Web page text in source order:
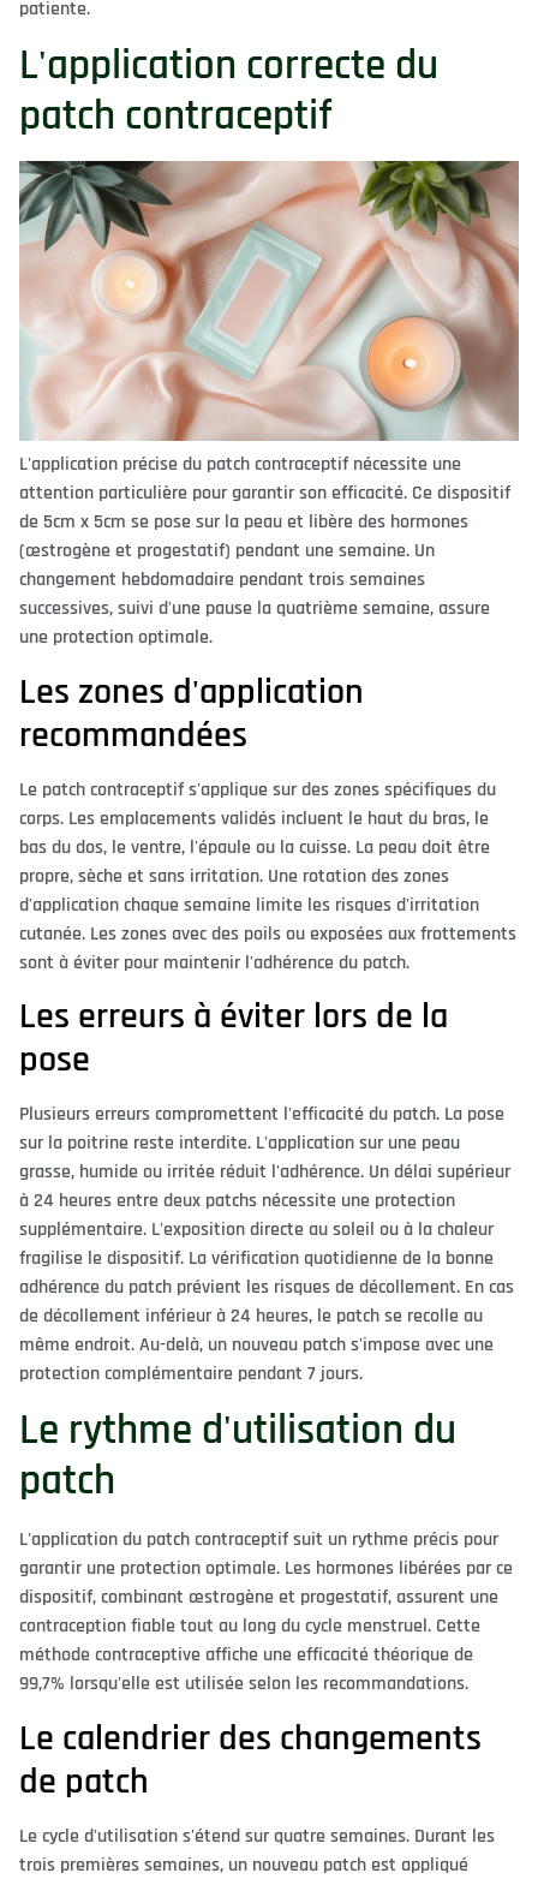
patiente.
L'application correcte du
patch contraceptif
L'application précise du patch contraceptif nécessite une
attention particulière pour garantir son efficacité. Ce dispositif
de 5cm x 5cm se pose sur la peau et libère des hormones
(œstrogène et progestatif) pendant une semaine. Un
changement hebdomadaire pendant trois semaines
successives, suivi d'une pause la quatrième semaine, assure
une protection optimale.
Les zones d'application
recommandées
Le patch contraceptif s'applique sur des zones spécifiques du
corps. Les emplacements validés incluent le haut du bras, le
bas du dos, le ventre, l'épaule ou la cuisse. La peau doit être
propre, sèche et sans irritation. Une rotation des zones
d'application chaque semaine limite les risques d'irritation
cutanée. Les zones avec des poils ou exposées aux frottements
sont à éviter pour maintenir l'adhérence du patch.
Les erreurs à éviter lors de la
pose
Plusieurs erreurs compromettent l'efficacité du patch. La pose
sur la poitrine reste interdite. L'application sur une peau
grasse, humide ou irritée réduit l'adhérence. Un délai supérieur
à 24 heures entre deux patchs nécessite une protection
supplémentaire. L'exposition directe au soleil ou à la chaleur
fragilise le dispositif. La vérification quotidienne de la bonne
adhérence du patch prévient les risques de décollement. En cas
de décollement inférieur à 24 heures, le patch se recolle au
même endroit. Au-delà, un nouveau patch s'impose avec une
protection complémentaire pendant 7 jours.
Le rythme d'utilisation du
patch
L'application du patch contraceptif suit un rythme précis pour
garantir une protection optimale. Les hormones libérées par ce
dispositif, combinant œstrogène et progestatif, assurent une
contraception fiable tout au long du cycle menstruel. Cette
méthode contraceptive affiche une efficacité théorique de
99,7% lorsqu'elle est utilisée selon les recommandations.
Le calendrier des changements
de patch
Le cycle d'utilisation s'étend sur quatre semaines. Durant les
trois premières semaines, un nouveau patch est appliqué